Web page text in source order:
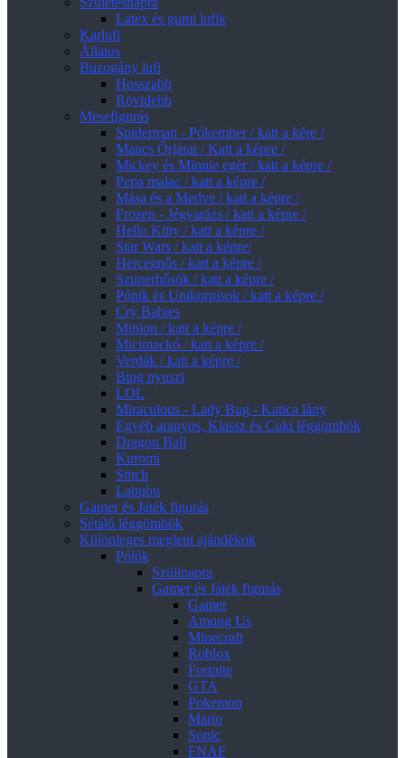
Latex és gumi lufik
Karlufi
Állatos
Buzogány lufi
Hosszabb
Rövidebb
Mesefigurás
Spiderman - Pókember / katt a kére /
Mancs Őrjárat / Katt a képre /
Mickey és Minnie egér / katt a képre /
Pepa malac / katt a képre /
Mása és a Medve / katt a képre /
Frozen - Jégvarázs / katt a képre /
Hello Kitty / katt a képre /
Star Wars / katt a képre/
Hercegnős / katt a képre /
Szuperhősök / katt a képre /
Pónik és Unikornisok / katt a képre /
Cry Babies
Minion / katt a képre /
Micimackó / katt a képre /
Verdák / katt a képre /
Bing nyuszi
LOL
Miraculous - Lady Bug - Katica lány
Egyéb aranyos, Klassz és Cuki léggömbök
Dragon Ball
Kuromi
Stitch
Labubu
Gamer és Játék figurás
Sétáló léggömbök
Különleges meglepi ajándékok
Pólók
Szülinapra
Gamer és Játék figurás
Gamer
Among Us
Minecraft
Roblox
Fortnite
GTA
Pokemon
Mario
Sonic
FNAF